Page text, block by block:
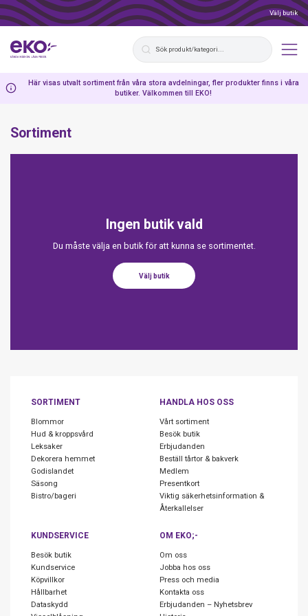
Välj butik
Här visas utvalt sortiment från våra stora avdelningar, fler produkter finns i våra
butiker. Välkommen till EKO!
Sortiment
Ingen butik vald
Du måste välja en butik för att kunna se sortimentet.
Välj butik
SORTIMENT
Blommor
Hud & kroppsvård
Leksaker
Dekorera hemmet
Godislandet
Säsong
Bistro/bageri
HANDLA HOS OSS
Vårt sortiment
Besök butik
Erbjudanden
Beställ tårtor & bakverk
Medlem
Presentkort
Viktig säkerhetsinformation &
Återkallelser
KUNDSERVICE
Besök butik
Kundservice
Köpvillkor
Hållbarhet
Dataskydd
OM EKO;-
Om oss
Jobba hos oss
Press och media
Kontakta oss
Erbjudanden – Nyhetsbrev